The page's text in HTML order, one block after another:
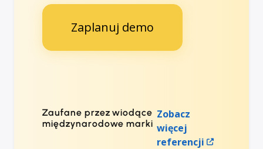
Zaplanuj demo
Zaufane przez wiodące
międzynarodowe marki
Zobacz
więcej
referencji